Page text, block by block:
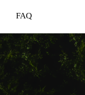
FAQ
반려인
도그워커
반려인